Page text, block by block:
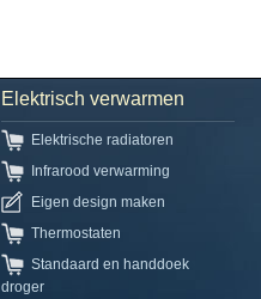
Elektrisch verwarmen
Elektrische radiatoren
Infrarood verwarming
Eigen design maken
Thermostaten
Standaard en handdoek
droger